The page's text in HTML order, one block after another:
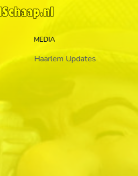
MEDIA
Haarlem Updates